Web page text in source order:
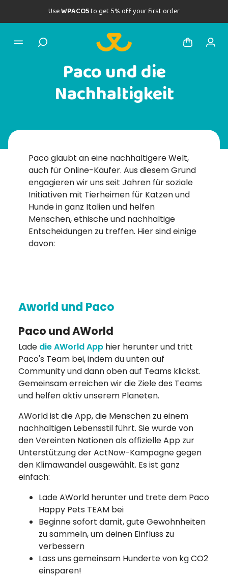
UseWPACO5to get 5% off your first order
Paco und die
Nachhaltigkeit
Paco glaubt an eine nachhaltigere Welt,
auch für Online-Käufer. Aus diesem Grund
engagieren wir uns seit Jahren für soziale
Initiativen mit Tierheimen für Katzen und
Hunde in ganz Italien und helfen
Menschen, ethische und nachhaltige
Entscheidungen zu treffen. Hier sind einige
davon:
Aworld und Paco
Paco und AWorld
Lade die AWorld App hier herunter und tritt
Paco's Team bei, indem du unten auf
Community und dann oben auf Teams klickst.
Gemeinsam erreichen wir die Ziele des Teams
und helfen aktiv unserem Planeten.
AWorld ist die App, die Menschen zu einem
nachhaltigen Lebensstil führt. Sie wurde von
den Vereinten Nationen als offizielle App zur
Unterstützung der ActNow-Kampagne gegen
den Klimawandel ausgewählt. Es ist ganz
einfach:
Lade AWorld herunter und trete dem Paco
Happy Pets TEAM bei
Beginne sofort damit, gute Gewohnheiten
zu sammeln, um deinen Einfluss zu
verbessern
Lass uns gemeinsam Hunderte von kg CO2
einsparen!